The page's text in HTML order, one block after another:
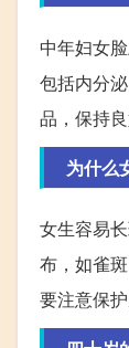
中年妇女
包括内分
品，保持
为什么
女生容易
布，如雀
要注意保